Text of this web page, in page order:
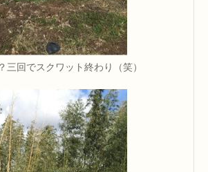
三回でスクワット終わり（笑）